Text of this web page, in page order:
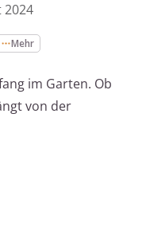
2024
Mehr
im Garten. Ob
von der